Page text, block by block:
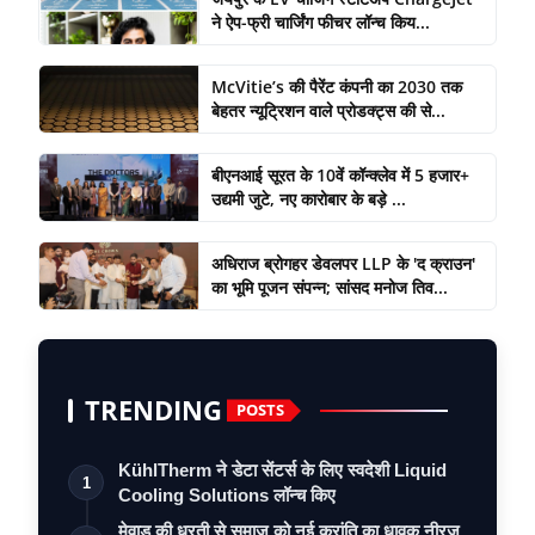
ने ऐप-फ्री चार्जिंग फीचर लॉन्च किय...
McVitie’s की पैरेंट कंपनी का 2030 तक
बेहतर न्यूट्रिशन वाले प्रोडक्ट्स की से...
बीएनआई सूरत के 10वें कॉन्क्लेव में 5 हजार+
उद्यमी जुटे, नए कारोबार के बड़े ...
अधिराज ब्रोगहर डेवलपर LLP के 'द क्राउन'
का भूमि पूजन संपन्न; सांसद मनोज तिव...
TRENDING POSTS
1
KühlTherm ने डेटा सेंटर्स के लिए स्वदेशी Liquid
Cooling Solutions लॉन्च किए
मेवाड़ की धरती से समाज को नई क्रांति का धावक नीरज